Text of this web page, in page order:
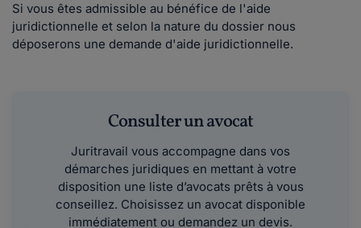
Si vous êtes admissible au bénéfice de l'aide
juridictionnelle et selon la nature du dossier nous
déposerons une demande d'aide juridictionnelle.
Consulter un avocat
Juritravail vous accompagne dans vos
démarches juridiques en mettant à votre
disposition une liste d’avocats prêts à vous
conseillez. Choisissez un avocat disponible
immédiatement ou demandez un devis.